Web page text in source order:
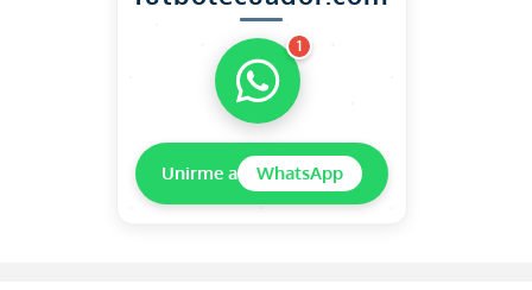
1
Unirme a WhatsApp